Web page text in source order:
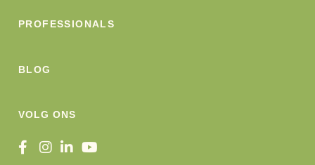
PROFESSIONALS
BLOG
VOLG ONS